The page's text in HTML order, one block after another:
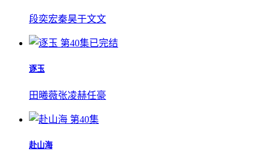
段奕宏秦昊于文文
第40集已完结
逐玉
田曦薇张凌赫任豪
第40集
赴山海